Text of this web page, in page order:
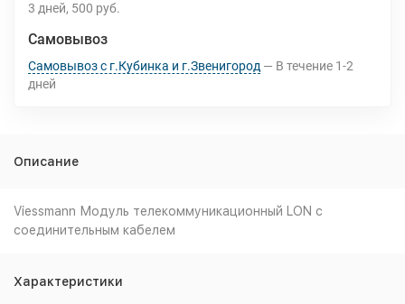
3 дней 500 руб.
Самовывоз
Самовывоз с г.Кубинка и г.Звенигород В течение 1-2
дней
Описание
Viessmann Модуль телекоммуникационный LON с
соединительным кабелем
Характеристики